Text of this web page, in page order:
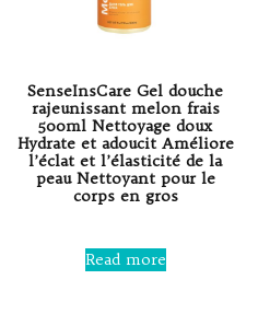
SenseInsCare Gel douche
rajeunissant melon frais
500ml Nettoyage doux
Hydrate et adoucit Améliore
l’éclat et l’élasticité de la
peau Nettoyant pour le
corps en gros
0
out
Read more